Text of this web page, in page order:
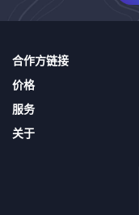
合作方链接
四维地球（中国四维）
天地图
二十一世纪空间
价格
直接升级VIP
购买奥维币再用奥维币升级VIP
服务
使用帮助
关于